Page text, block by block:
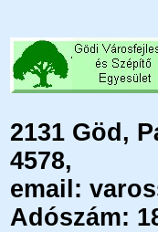
2131 Göd,
4578,
email:
Adószám: